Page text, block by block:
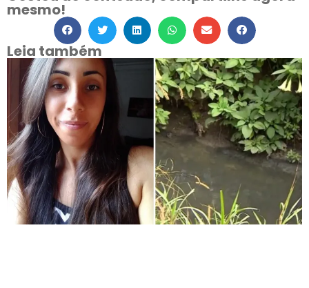
mesmo!
Leia também